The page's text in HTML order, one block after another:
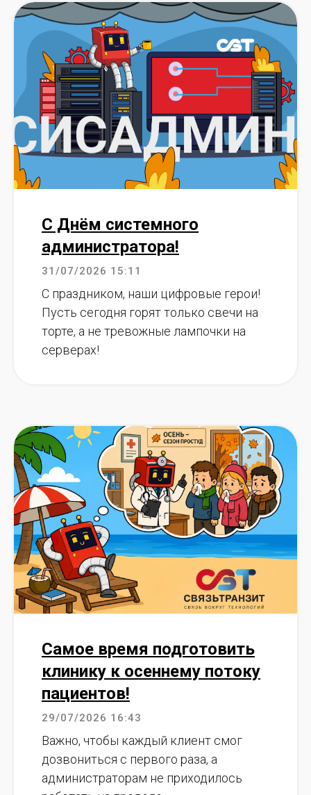
С Днём системного
администратора!
31/07/2026 15:11
С праздником, наши цифровые герои!
Пусть сегодня горят только свечи на
торте, а не тревожные лампочки на
серверах!
Самое время подготовить
клинику к осеннему потоку
пациентов!
29/07/2026 16:43
Важно, чтобы каждый клиент смог
дозвониться с первого раза, а
администраторам не приходилось